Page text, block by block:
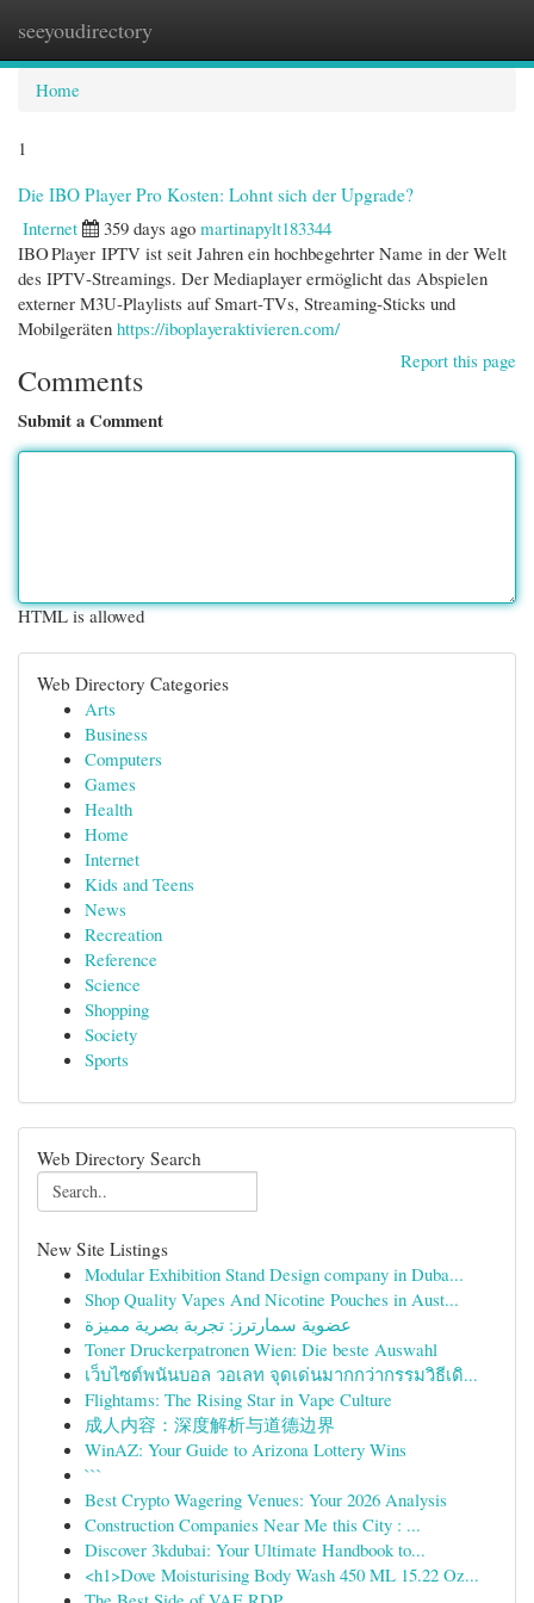
seeyoudirectory
Home
1
Die IBO Player Pro Kosten: Lohnt sich der Upgrade?
Internet
359 days ago martinapylt183344
IBO Player IPTV ist seit Jahren ein hochbegehrter Name in der Welt
des IPTV‑Streamings. Der Mediaplayer ermöglicht das Abspielen
externer M3U‑Playlists auf Smart‑TVs, Streaming‑Sticks und
Mobilgeräten https://iboplayeraktivieren.com/
Report this page
Comments
Submit a Comment
HTML is allowed
Web Directory Categories
Arts
Business
Computers
Games
Health
Home
Internet
Kids and Teens
News
Recreation
Reference
Science
Shopping
Society
Sports
Web Directory Search
New Site Listings
Modular Exhibition Stand Design company in Duba...
Shop Quality Vapes And Nicotine Pouches in Aust...
عضوية سمارترز: تجربة بصرية مميزة
Toner Druckerpatronen Wien: Die beste Auswahl
เว็บไซต์พนันบอล วอเลท จุดเด่นมากกว่ากรรมวิธีเดิ...
Flightams: The Rising Star in Vape Culture
成人内容：深度解析与道德边界
WinAZ: Your Guide to Arizona Lottery Wins
```
Best Crypto Wagering Venues: Your 2026 Analysis
Construction Companies Near Me this City : ...
Discover 3kdubai: Your Ultimate Handbook to...
<h1>Dove Moisturising Body Wash 450 ML 15.22 Oz...